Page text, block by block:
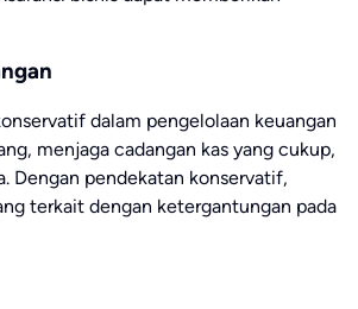
dalam pengelolaan keuangan
menjaga cadangan kas yang cukup,
Dengan pendekatan konservatif,
terkait dengan ketergantungan pada